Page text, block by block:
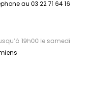
au 03 22 71 64 16
19h00 le samedi